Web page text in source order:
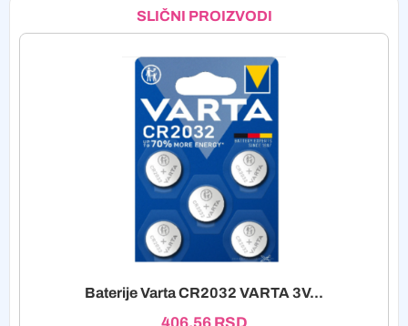
SLIČNI PROIZVODI
Baterije Varta CR2032 VARTA 3V...